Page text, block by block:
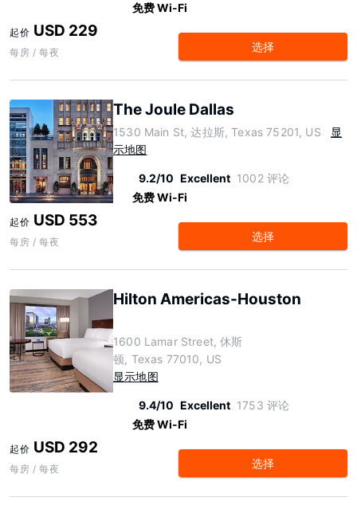
免费 Wi-Fi
起价 USD 229
每房 / 每夜 选择
The Joule Dallas
1530 Main St, 达拉斯, Texas 75201, US
显
示地图
9.2/10 Excellent 1002 评论
免费 Wi-Fi
起价 USD 553
每房 / 每夜 选择
Hilton Americas-Houston
1600 Lamar Street, 休斯
顿, Texas 77010, US
显示地图
9.4/10 Excellent 1753 评论
免费 Wi-Fi
起价 USD 292
每房 / 每夜 选择